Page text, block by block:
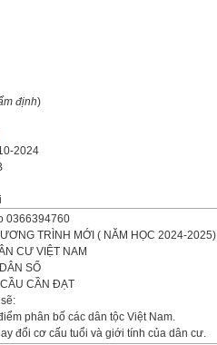
định)
2024
0366394760
TRÌNH MỚI ( NĂM HỌC 2024-2025)
CƯ VIỆT NAM
SỐ
CẦU CẦN ĐẠT
phân bố các dân tộc Việt Nam.
đổi cơ cấu tuổi và giới tính của dân cư.